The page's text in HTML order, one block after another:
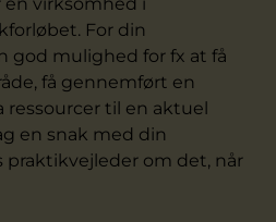
For din
god mulighed for fx at få
få gennemført en
ressourcer til en aktuel
en snak med din
praktikvejleder om det, når